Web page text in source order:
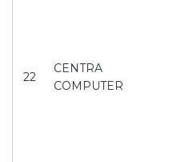
22
CENTRA
COMPUTER